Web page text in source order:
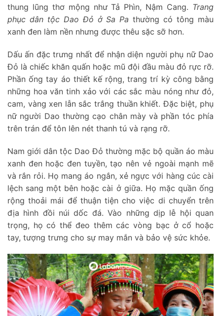
thung lũng thơ mộng như Tả Phìn, Nậm Cang. Trang
phục dân tộc Dao Đỏ ở Sa Pa thường có tông màu
xanh đen làm nền nhưng được thêu sặc sỡ hơn.
Dấu ấn đặc trưng nhất để nhận diện người phụ nữ Dao
Đỏ là chiếc khăn quấn hoặc mũ đội đầu màu đỏ rực rỡ.
Phần ống tay áo thiết kế rộng, trang trí kỳ công bằng
những hoa văn tinh xảo với các sắc màu nóng như đỏ,
cam, vàng xen lẫn sắc trắng thuần khiết. Đặc biệt, phụ
nữ người Dao thường cạo chân mày và phần tóc phía
trên trán để tôn lên nét thanh tú và rạng rỡ.
Nam giới dân tộc Dao Đỏ thường mặc bộ quần áo màu
xanh đen hoặc đen tuyền, tạo nên vẻ ngoài mạnh mẽ
và rắn rỏi. Họ mang áo ngắn, xẻ ngực với hàng cúc cài
lệch sang một bên hoặc cài ở giữa. Họ mặc quần ống
rộng thoải mái để thuận tiện cho việc di chuyển trên
địa hình đồi núi dốc đá. Vào những dịp lễ hội quan
trọng, họ có thể đeo thêm các vòng bạc ở cổ hoặc
tay, tượng trưng cho sự may mắn và bảo vệ sức khỏe.